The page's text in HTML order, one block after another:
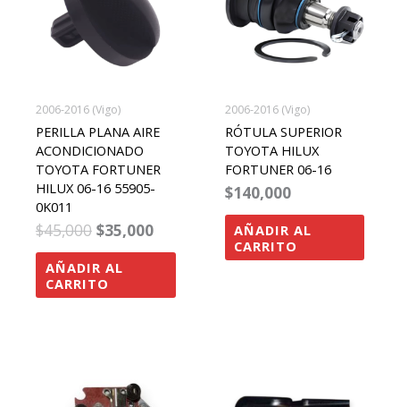
2006-2016 (Vigo)
PERILLA PLANA AIRE
ACONDICIONADO
TOYOTA FORTUNER
HILUX 06-16 55905-
0K011
$45,000 $35,000
AÑADIR AL
CARRITO
2006-2016 (Vigo)
RÓTULA SUPERIOR
TOYOTA HILUX
FORTUNER 06-16
$140,000
AÑADIR AL
CARRITO